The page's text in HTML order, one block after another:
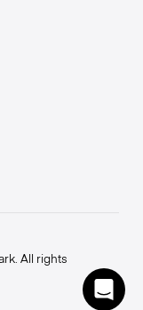
All rights